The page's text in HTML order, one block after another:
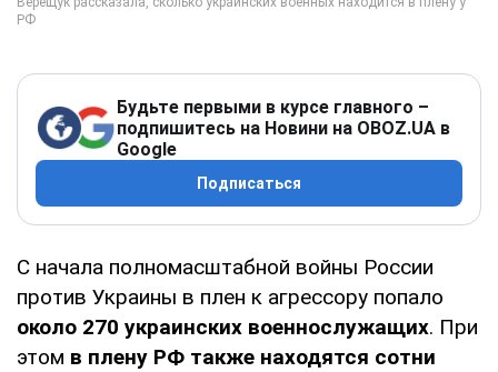
Будьте первыми в курсе главного –
подпишитесь на Новини на OBOZ.UA в
Google
Подписаться
С начала полномасштабной войны России
против Украины в плен к агрессору попало
около 270 украинских военнослужащих. При
этом в плену РФ также находятся сотни